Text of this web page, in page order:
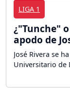
LIGA 1
¿"Tunche"
apodo de
José Rivera se
Universitario de